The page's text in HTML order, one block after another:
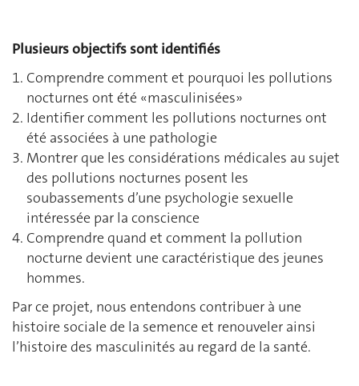
Plusieurs objectifs sont identifiés
Comprendre comment et pourquoi les pollutions
nocturnes ont été «masculinisées»
Identifier comment les pollutions nocturnes ont
été associées à une pathologie
Montrer que les considérations médicales au sujet
des pollutions nocturnes posent les
soubassements d’une psychologie sexuelle
intéressée par la conscience
Comprendre quand et comment la pollution
nocturne devient une caractéristique des jeunes
hommes.
Par ce projet, nous entendons contribuer à une
histoire sociale de la semence et renouveler ainsi
l’histoire des masculinités au regard de la santé.